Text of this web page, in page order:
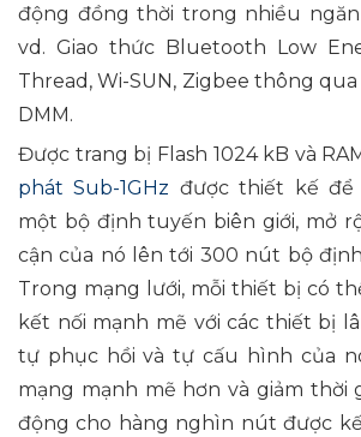
động đồng thời trong nhiều
vd. Giao thức Bluetooth Low
Thread, Wi-SUN, Zigbee thông
DMM.
Được trang bị Flash 1024 kB và
phát Sub-1GHz được thiết kế
một bộ định tuyến biên giới, mở
cận của nó lên tới 300 nút bộ
Trong mạng lưới, mỗi thiết bị có
kết nối mạnh mẽ với các thiết bị
tự phục hồi và tự cấu hình của
mạng mạnh mẽ hơn và giảm thời
động cho hàng nghìn nút được